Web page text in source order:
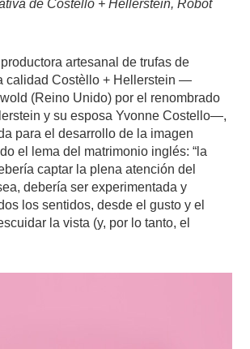
de Costèllo + Hellerstein, Robot
artesanal de trufas de
calidad Costèllo + Hellerstein —
(Reino Unido) por el renombrado
y su esposa Yvonne Costello—,
para el desarrollo de la imagen
el lema del matrimonio inglés: “la
captar la plena atención del
debería ser experimentada y
los sentidos, desde el gusto y el
la vista (y, por lo tanto, el